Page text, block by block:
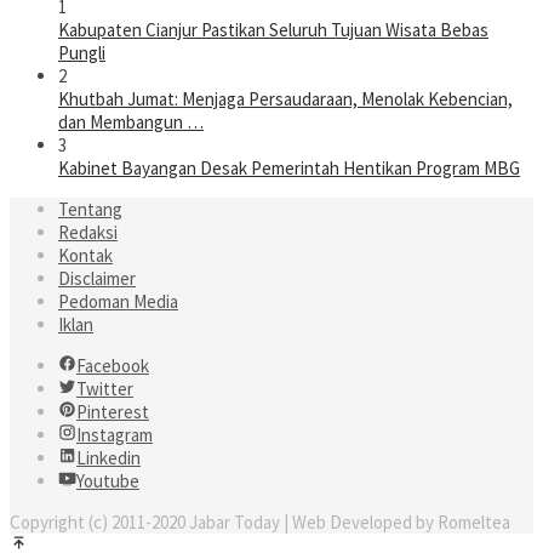
1
Kabupaten Cianjur Pastikan Seluruh Tujuan Wisata Bebas
Pungli
2
Khutbah Jumat: Menjaga Persaudaraan, Menolak Kebencian,
dan Membangun …
3
Kabinet Bayangan Desak Pemerintah Hentikan Program MBG
Tentang
Redaksi
Kontak
Disclaimer
Pedoman Media
Iklan
Facebook
Twitter
Pinterest
Instagram
Linkedin
Youtube
Copyright (c) 2011-2020 Jabar Today | Web Developed by Romeltea